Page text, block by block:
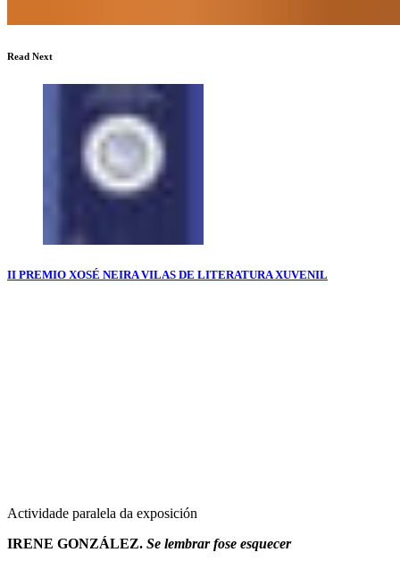
Read Next
II PREMIO XOSÉ NEIRA VILAS DE LITERATURA XUVENIL
Actividade paralela da exposición
IRENE GONZÁLEZ. Se lembrar fose esquecer